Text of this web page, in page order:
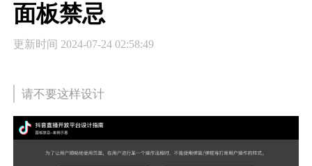
面板禁忌
更新时间 2024-07-24 02:58:49
请不要这样设计